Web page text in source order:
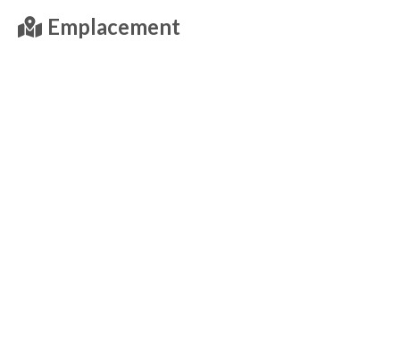
Emplacement